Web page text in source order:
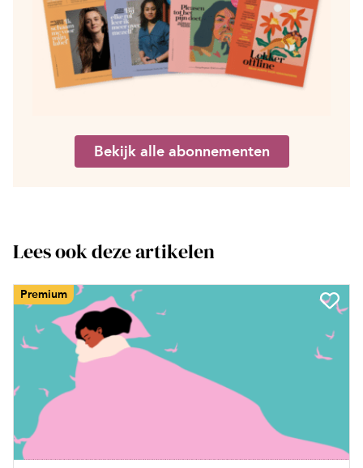
Bekijk alle abonnementen
Lees ook deze artikelen
Premium